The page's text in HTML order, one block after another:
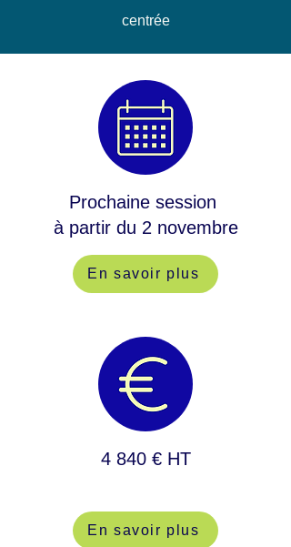
centrée
Prochaine session
à partir du 2 novembre
En savoir plus
4 840 € HT
En savoir plus